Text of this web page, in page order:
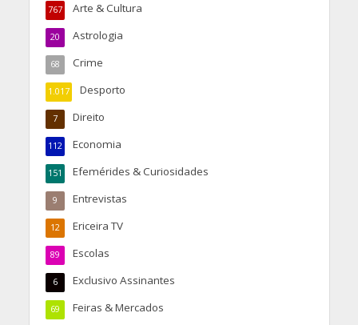
Arte & Cultura
767
Astrologia
20
Crime
68
Desporto
1.017
Direito
7
Economia
112
Efemérides & Curiosidades
151
Entrevistas
9
Ericeira TV
12
Escolas
89
Exclusivo Assinantes
6
Feiras & Mercados
69